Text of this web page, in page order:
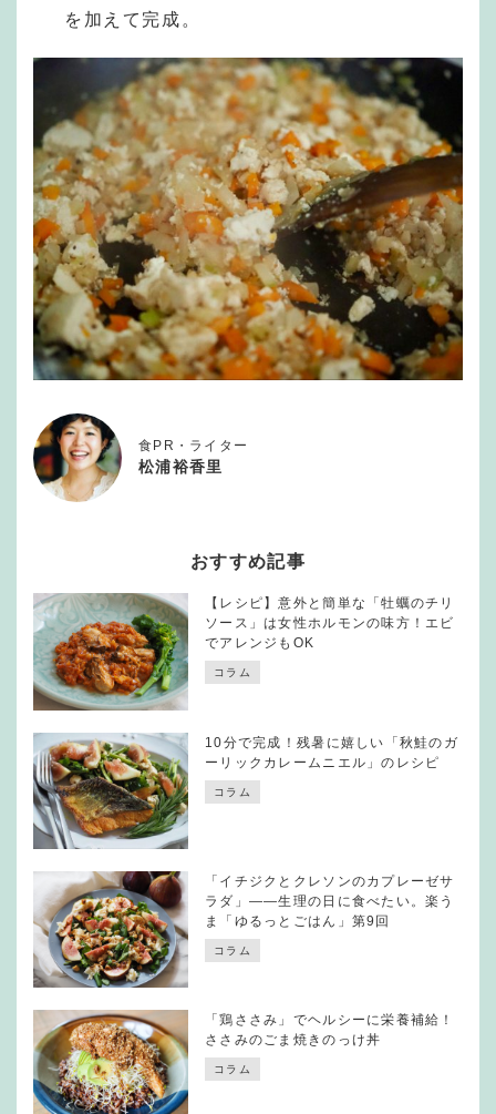
を加えて完成。
食PR・ライター
松浦裕香里
おすすめ記事
【レシピ】意外と簡単な「牡蠣のチリ
ソース」は女性ホルモンの味方！エビ
でアレンジもOK
コラム
10分で完成！残暑に嬉しい「秋鮭のガ
ーリックカレームニエル」のレシピ
コラム
「イチジクとクレソンのカプレーゼサ
ラダ」——生理の日に食べたい。楽う
ま「ゆるっとごはん」第9回
コラム
「鶏ささみ」でヘルシーに栄養補給！
ささみのごま焼きのっけ丼
コラム